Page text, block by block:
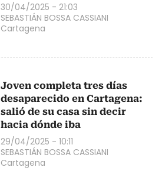
30/04/2025 - 21:03
SEBASTIÁN BOSSA CASSIANI
Cartagena
Joven completa tres días
desaparecido en Cartagena:
salió de su casa sin decir
hacia dónde iba
29/04/2025 - 10:11
SEBASTIÁN BOSSA CASSIANI
Cartagena